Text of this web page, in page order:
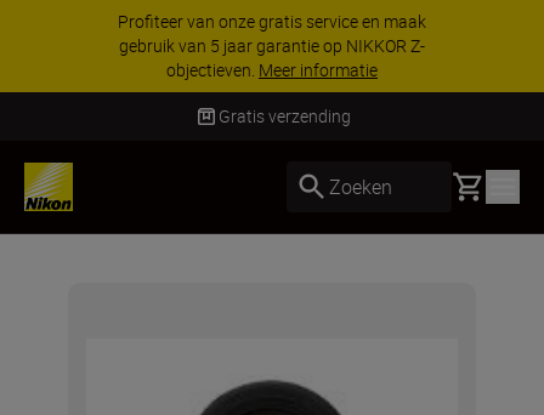
Profiteer van onze gratis service en maak
gebruik van 5 jaar garantie op NIKKOR Z-
objectieven. Meer informatie
Gratis verzending
Zoeken Basket